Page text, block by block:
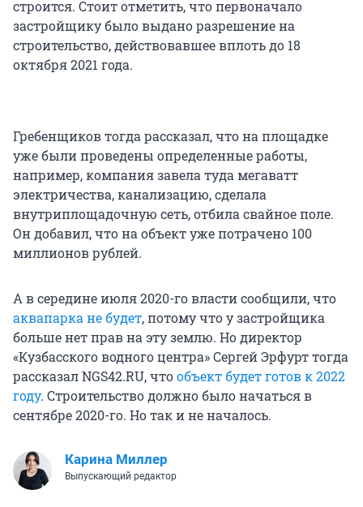
строится. Стоит отметить, что первоначало
застройщику было выдано разрешение на
строительство, действовавшее вплоть до 18
октября 2021 года.
Гребенщиков тогда рассказал, что на площадке
уже были проведены определенные работы,
например, компания завела туда мегаватт
электричества, канализацию, сделала
внутриплощадочную сеть, отбила свайное поле.
Он добавил, что на объект уже потрачено 100
миллионов рублей.
А в середине июля 2020-го власти сообщили, что
аквапарка не будет, потому что у застройщика
больше нет прав на эту землю. Но директор
«Кузбасского водного центра» Сергей Эрфурт тогда
рассказал NGS42.RU, чтообъект будет готов к 2022
году. Строительство должно было начаться в
сентябре 2020-го. Но так и не началось.
Карина Миллер
Выпускающий редактор